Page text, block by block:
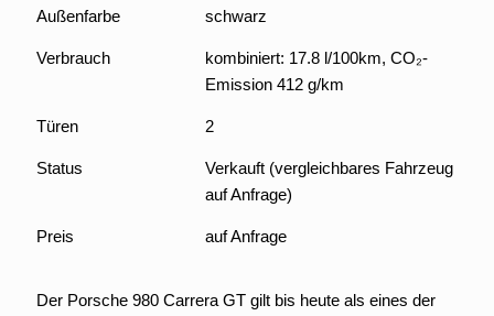
Außenfarbe schwarz
Verbrauch
kombiniert: 17.8 l/100km, CO₂-
Emission 412 g/km
Türen 2
Status
Verkauft (vergleichbares Fahrzeug
auf Anfrage)
Preis auf Anfrage
Der Porsche 980 Carrera GT gilt bis heute als eines der